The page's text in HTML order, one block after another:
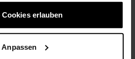
Cookies erlauben
Anpassen
MODERAT HOCH